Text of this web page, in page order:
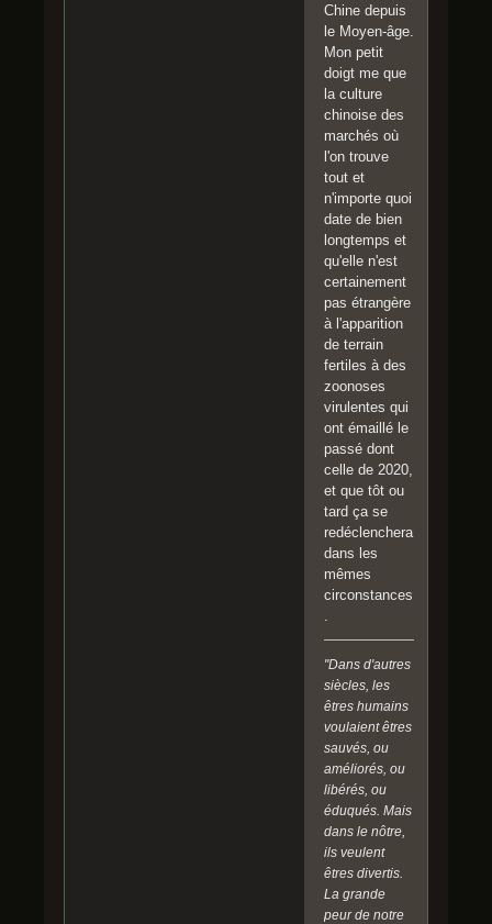
Chine depuis
le Moyen-âge.
Mon petit
doigt me que
la culture
chinoise des
marchés où
l'on trouve
tout et
n'importe quoi
date de bien
longtemps et
qu'elle n'est
certainement
pas étrangère
à l'apparition
de terrain
fertiles à des
zoonoses
virulentes qui
ont émaillé le
passé dont
celle de 2020,
et que tôt ou
tard ça se
redéclenchera
dans les
mêmes
circonstances
"Dans d'autres
siècles, les
êtres humains
voulaient êtres
sauvés, ou
améliorés, ou
libérés, ou
éduqués. Mais
dans le nôtre,
ils veulent
êtres divertis.
La grande
peur de notre